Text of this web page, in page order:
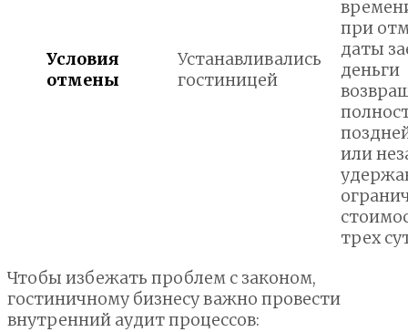
Условия
отмены
Устанавливались
гостиницей
при
даты
деньги
или
трех
Чтобы избежать проблем с законом,
гостиничному бизнесу важно провести
внутренний аудит процессов: